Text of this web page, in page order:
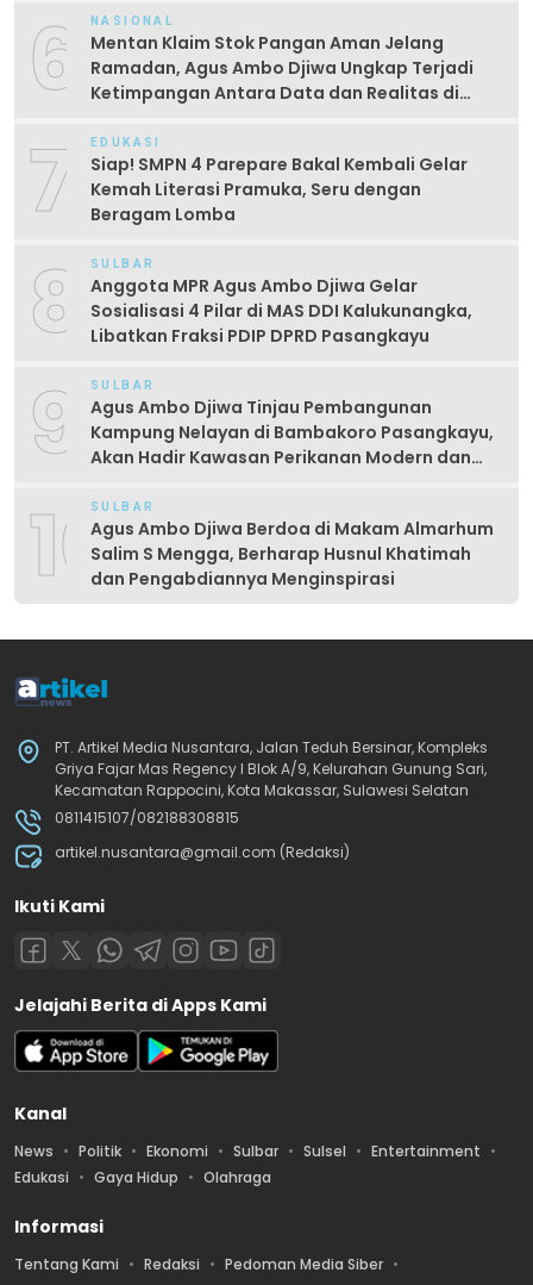
6 NASIONAL
Mentan Klaim Stok Pangan Aman Jelang
Ramadan, Agus Ambo Djiwa Ungkap Terjadi
Ketimpangan Antara Data dan Realitas di
7 EDUKASI
Siap! SMPN 4 Parepare Bakal Kembali Gelar
Kemah Literasi Pramuka, Seru dengan
Beragam Lomba
8 SULBAR
Anggota MPR Agus Ambo Djiwa Gelar
Sosialisasi 4 Pilar di MAS DDI Kalukunangka,
Libatkan Fraksi PDIP DPRD Pasangkayu
9 SULBAR
Agus Ambo Djiwa Tinjau Pembangunan
Kampung Nelayan di Bambakoro Pasangkayu,
Akan Hadir Kawasan Perikanan Modern dan
10SULBAR
Agus Ambo Djiwa Berdoa di Makam Almarhum
Salim S Mengga, Berharap Husnul Khatimah
dan Pengabdiannya Menginspirasi
PT. Artikel Media Nusantara, Jalan Teduh Bersinar, Kompleks
Griya Fajar Mas Regency I Blok A/9, Kelurahan Gunung Sari,
Kecamatan Rappocini, Kota Makassar, Sulawesi Selatan
0811415107/082188308815
artikel.nusantara@gmail.com (Redaksi)
Ikuti Kami
Jelajahi Berita di Apps Kami
Kanal
News Politik Ekonomi Sulbar Sulsel
Entertainment
Edukasi
Gaya Hidup Olahraga
Informasi
Tentang Kami Redaksi
Pedoman Media Siber